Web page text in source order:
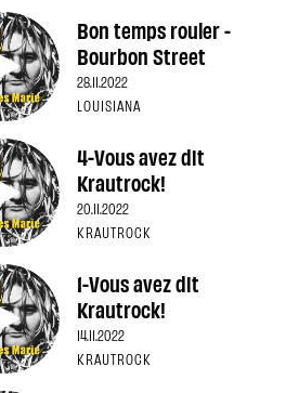
Bon temps rouler -
Bourbon Street
28.11.2022
LOUISIANA
4-Vous avez dit
Krautrock!
20.11.2022
KRAUTROCK
1-Vous avez dit
Krautrock!
14.11.2022
KRAUTROCK